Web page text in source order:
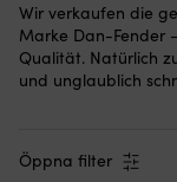
Wir verkaufen die
Marke Dan-Fender
Qualität. Natürlich
und unglaublich
Öppna filter